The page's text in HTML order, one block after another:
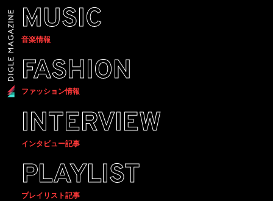
MUSIC
音楽情報
FASHION
ファッション情報
INTERVIEW
インタビュー記事
PLAYLIST
プレイリスト記事